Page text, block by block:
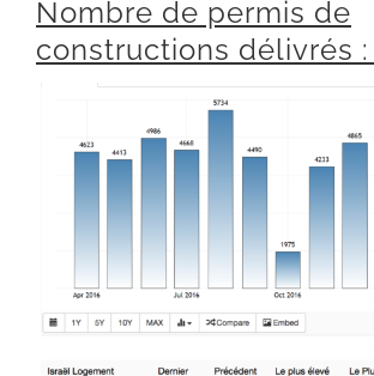
Nombre de permis de
constructions délivrés :